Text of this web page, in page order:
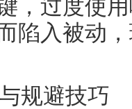
，过度使
陷入被动
规避技巧